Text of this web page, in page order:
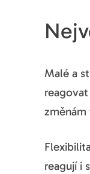
Malé a
změnám
reagují i